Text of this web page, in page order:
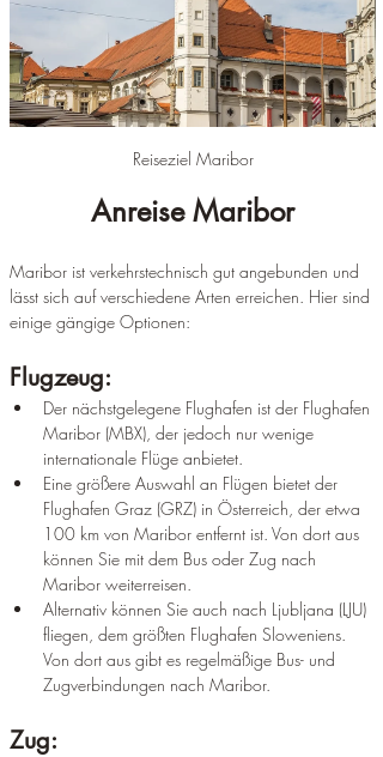
Reiseziel Maribor
Anreise Maribor
Maribor ist verkehrstechnisch gut angebunden und
lässt sich auf verschiedene Arten erreichen. Hier sind
einige gängige Optionen:
Flugzeug:
Der nächstgelegene Flughafen ist der Flughafen
Maribor (MBX), der jedoch nur wenige
internationale Flüge anbietet.
Eine größere Auswahl an Flügen bietet der
Flughafen Graz (GRZ) in Österreich, der etwa
100 km von Maribor entfernt ist. Von dort aus
können Sie mit dem Bus oder Zug nach
Maribor weiterreisen.
Alternativ können Sie auch nach Ljubljana (LJU)
fliegen, dem größten Flughafen Sloweniens.
Von dort aus gibt es regelmäßige Bus- und
Zugverbindungen nach Maribor.
Zug: